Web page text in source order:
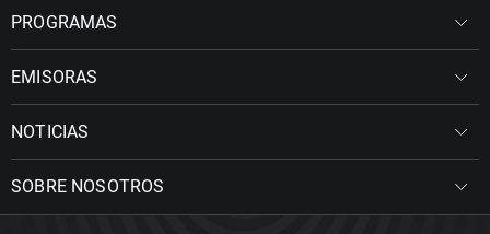
PROGRAMAS
EMISORAS
NOTICIAS
SOBRE NOSOTROS